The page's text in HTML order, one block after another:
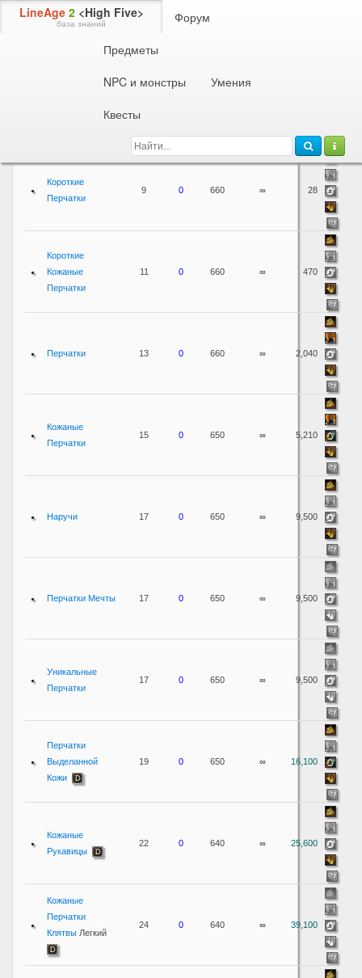
LineAge 2 <High Five>
база знаний
Форум
Предметы
NPC и монстры
Умения
Квесты
Броня Перчатки
Физ.
Цена
Короткие
Перчатки
9 0 660 ∞ 28
Короткие
Кожаные
Перчатки
11 0 660 ∞ 470
Перчатки 13 0 660 ∞ 2,040
Кожаные
Перчатки
15 0 650 ∞ 5,210
Наручи 17 0 650 ∞ 9,500
Перчатки Мечты 17 0 650 ∞ 9,500
Уникальные
Перчатки
17 0 650 ∞ 9,500
Перчатки
Выделанной
Кожи
19 0 650 ∞ 16,100
Кожаные
Рукавицы
22 0 640 ∞ 25,600
Кожаные
Перчатки
Клятвы Легкий
24 0 640 ∞ 39,100